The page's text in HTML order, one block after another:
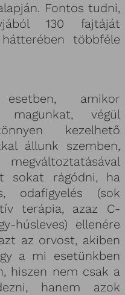
Fontos tudni,
130 fajtáját
többféle
amikor
magunkat, végül
kezelhető
állunk szemben,
sokat rágódni, ha
odafigyelés (sok
terápia, azaz C-
húsleves) ellenére
az orvost, akiben
a mi esetünkben
hiszen nem csak a
hanem azok